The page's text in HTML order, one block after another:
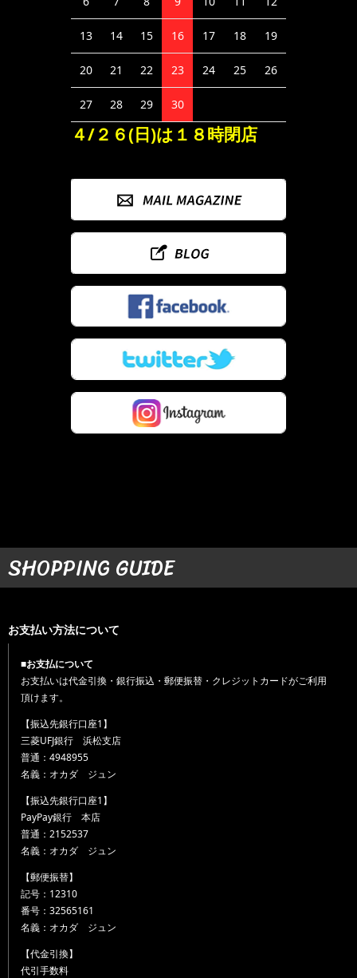
13 14 15 16 17 18 19
20 21 22 23 24 25 26
27 28 29 30
４/２６(日)は１８時閉店
SHOPPING GUIDE
お支払い方法について
■お支払について
お支払いは代金引換・銀行振込・郵便振替・クレジットカードがご利用
頂けます。
【振込先銀行口座1】
三菱UFJ銀行 浜松支店
普通：4948955
名義：オカダ ジュン
【振込先銀行口座1】
PayPay銀行 本店
普通：2152537
名義：オカダ ジュン
【郵便振替】
記号：12310
番号：32565161
名義：オカダ ジュン
【代金引換】
代引手数料